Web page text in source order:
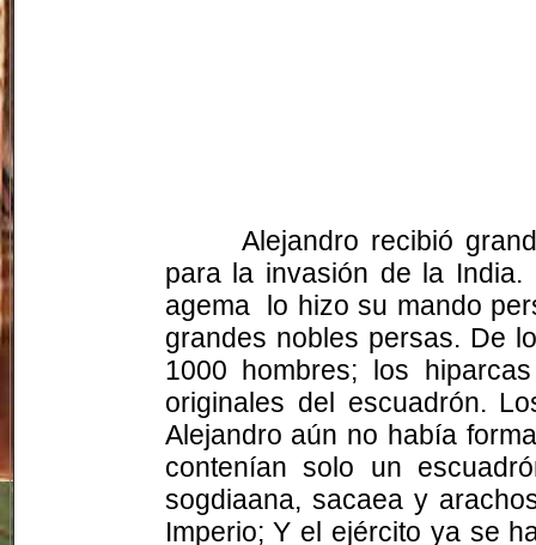
Alejandro recibió
para la invasión de la
agema lo hizo su mando
grandes nobles persas. De
1000 hombres; los hiparcas
originales del escuadrón.
Alejandro aún no había
contenían solo un
sogdiaana, sacaeay
Imperio; Y el ejército ya se